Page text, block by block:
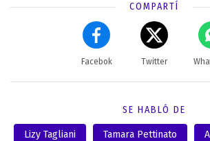
COMPARTÍ
Facebok Twitter
SE HABLÓ DE
Lizy Tagliani Tamara Pettinato